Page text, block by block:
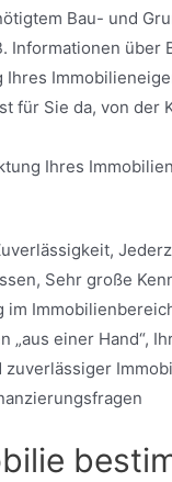
Bau- und
Informationen über
Ihres
für Sie da, von der
Ihres
Sehr große
„aus einer Hand“,